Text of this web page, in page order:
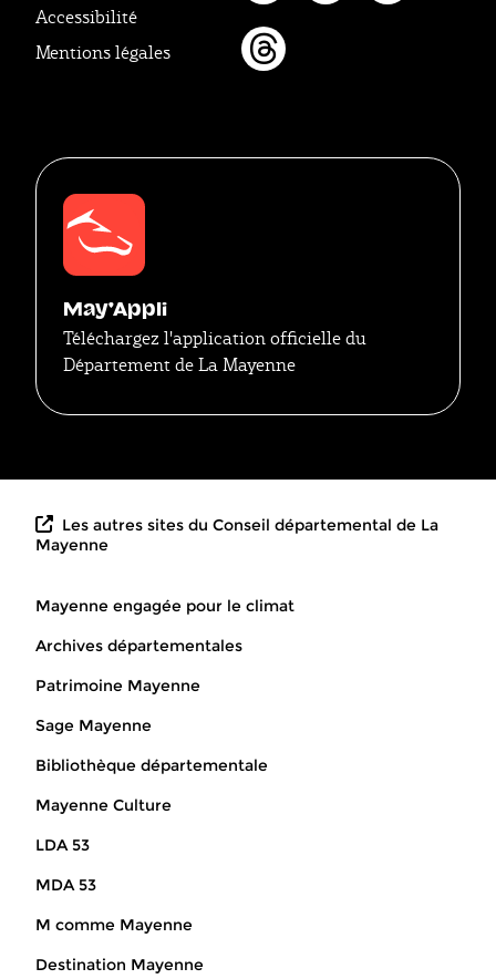
Accessibilité
Mentions légales
Twitter
May'Appli
Téléchargez l'application officielle du
Département de La Mayenne
Les autres sites du Conseil départemental de La
Mayenne
Mayenne engagée pour le climat
Archives départementales
Patrimoine Mayenne
Sage Mayenne
Bibliothèque départementale
Mayenne Culture
LDA 53
MDA 53
M comme Mayenne
Destination Mayenne